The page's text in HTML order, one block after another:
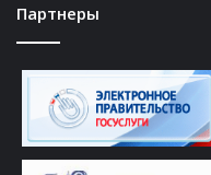
Партнеры